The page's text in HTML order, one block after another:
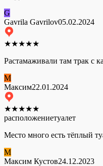
G
Gavrila Gavrilov05.02.2024
★★★★★
Растамаживали там трак с
М
Максим22.01.2024
★★★★★
расположениетуалет
Место много есть тёплый
М
Максим Кустов24.12.2023